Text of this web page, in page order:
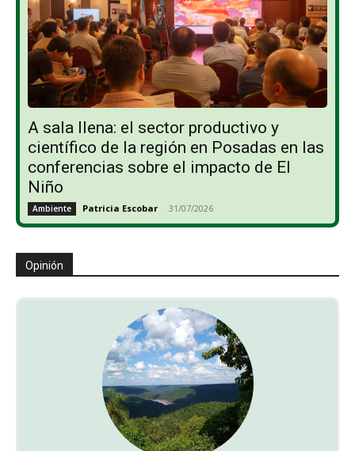
A sala llena: el sector productivo y
científico de la región en Posadas en las
conferencias sobre el impacto de El
Niño
Ambiente Patricia Escobar - 31/07/2026
Opinión